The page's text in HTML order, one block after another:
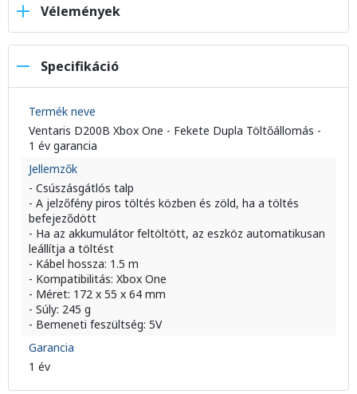
Vélemények
Specifikáció
Termék neve
Ventaris D200B Xbox One - Fekete Dupla Töltőállomás -
1 év garancia
Jellemzők
- Csúszásgátlós talp
- A jelzőfény piros töltés közben és zöld, ha a töltés
befejeződött
- Ha az akkumulátor feltöltött, az eszköz automatikusan
leállítja a töltést
- Kábel hossza: 1.5 m
- Kompatibilitás: Xbox One
- Méret: 172 x 55 x 64 mm
- Súly: 245 g
- Bemeneti feszültség: 5V
Garancia
1 év